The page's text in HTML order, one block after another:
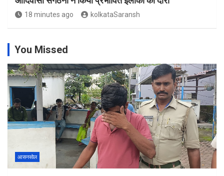
18 minutes ago kolkataSaransh
You Missed
आसनसोल